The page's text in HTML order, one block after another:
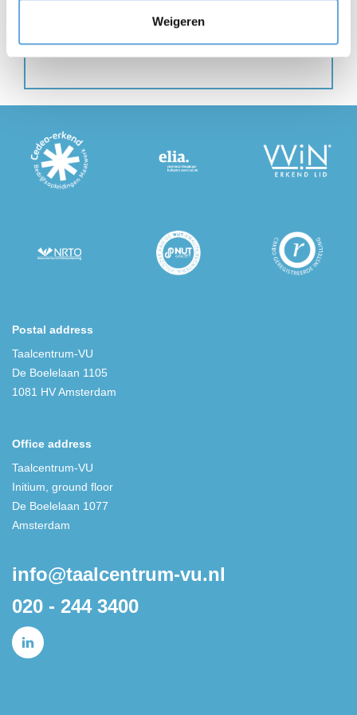
Weigeren
coordination, the translation itself and
revisio...
Postal address
Taalcentrum-VU
De Boelelaan 1105
1081 HV Amsterdam
Office address
Taalcentrum-VU
Initium, ground floor
De Boelelaan 1077
Amsterdam
info@taalcentrum-vu.nl
020 - 244 3400